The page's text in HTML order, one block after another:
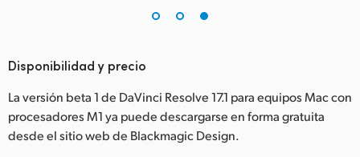
Disponibilidad y precio
La versión beta 1 de DaVinci Resolve 17.1 para equipos Mac con
procesadores M1 ya puede descargarse en forma gratuita
desde el sitio web de Blackmagic Design.